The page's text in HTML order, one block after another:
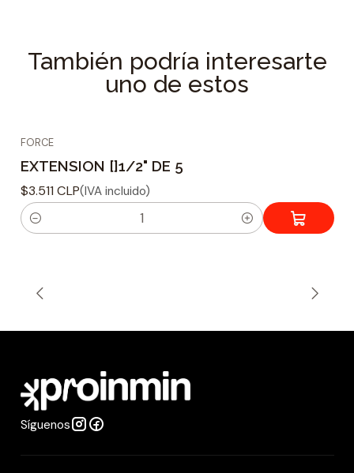
También podría interesarte
uno de estos
FORCE
EXTENSION []1/2" DE 5
$3.511 CLP(IVA incluido)
C
d
Síguenos